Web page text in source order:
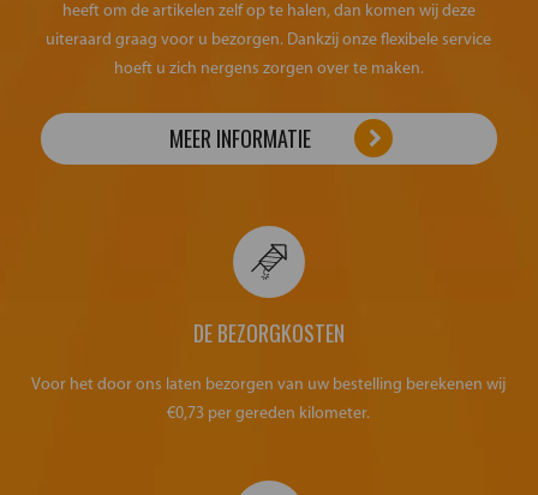
heeft om de artikelen zelf op te halen, dan komen wij deze
uiteraard graag voor u bezorgen. Dankzij onze flexibele service
hoeft u zich nergens zorgen over te maken.
MEER INFORMATIE
DE BEZORGKOSTEN
Voor het door ons laten bezorgen van uw bestelling berekenen wij
€0,73 per gereden kilometer.